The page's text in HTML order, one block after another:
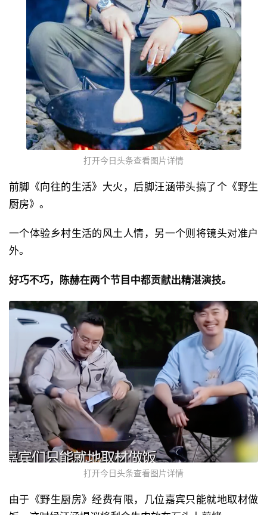
打开今日头条查看图片详情
前脚《向往的生活》大火，后脚汪涵带头搞了个《野生
厨房》。
一个体验乡村生活的风土人情，另一个则将镜头对准户
外。
好巧不巧，陈赫在两个节目中都贡献出精湛演技。
打开今日头条查看图片详情
由于《野生厨房》经费有限，几位嘉宾只能就地取材做